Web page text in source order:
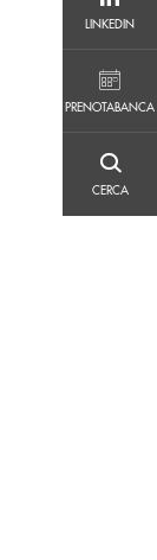
LINKEDIN
PRENOTABANCA
CERCA